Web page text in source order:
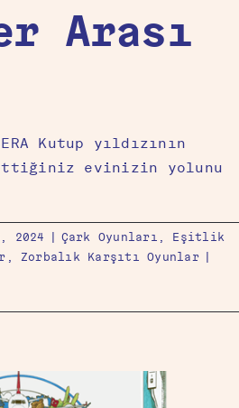
Arası
Kutup yıldızının
evinizin yolunu
2024 | Çark Oyunları , Eşitlik
, Zorbalık Karşıtı Oyunlar |